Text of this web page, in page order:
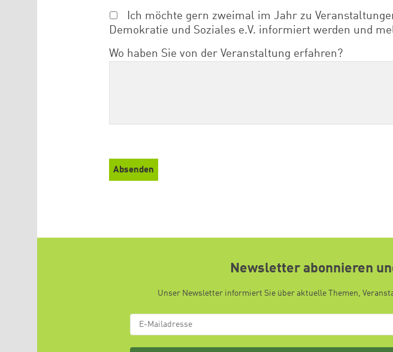
Ich möchte gern zweimal im Jahr zu
Demokratie und Soziales e.V. informiert werden und
Wo haben Sie von der Veranstaltung erfahren?
Newsletter abonnieren
Unser Newsletter informiert Sie über aktuelle Themen,